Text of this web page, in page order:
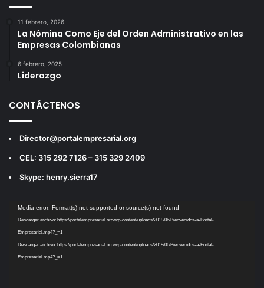
11 febrero, 2026
La Nómina Como Eje del Orden Administrativo en las
Empresas Colombianas
6 febrero, 2025
Liderazgo
CONTÁCTENOS
Director@portalempresarial.org
CEL: 315 292 7126 – 315 329 2409
Skype: henry.sierra17
Reproductor
vídeo
Media error: Format(s) not supported or source(s) not found
Descargar archivo: https://portalempresarial.org/wp-content/uploads/2019/06/Bienvenidos-a-Portal-
Empresarial.mp4?_=1
Descargar archivo: https://portalempresarial.org/wp-content/uploads/2019/06/Bienvenidos-a-Portal-
Empresarial.mp4?_=1